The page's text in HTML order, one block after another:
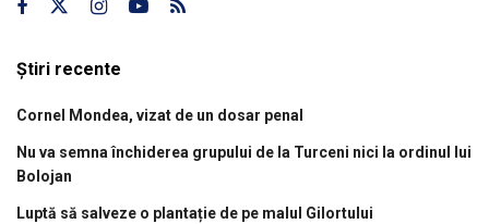
Știri recente
Cornel Mondea, vizat de un dosar penal
Nu va semna închiderea grupului de la Turceni nici la ordinul lui
Bolojan
Luptă să salveze o plantație de pe malul Gilortului